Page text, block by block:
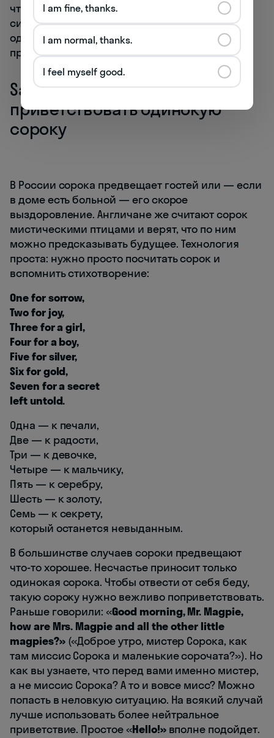
что-то новое, что-то, взятое взаймы, что-то
синее, и монетка в башмаке») — так должна
одеваться невеста, чтобы семейная жизнь
приносила ей только радость.
Salute a lone magpie —
приветствовать одинокую
сороку
В России сорока предвещает гостей или — если
в доме есть больной — его скорое
выздоровление. Англичане же считают сорок
мистическими птицами и верят, что по ним
можно предсказывать будущее. Технология
проста: нужно просто посчитать сорок и
вспомнить стихотворение:
One for sorrow,
Two for joy,
Three for a girl,
Four for a boy,
Five for silver,
Six for gold,
Seven for a secret
left untold.
Одна — к печали,
Две — к радости,
Три — к девочке,
Четыре — к мальчику,
Пять — к серебру,
Шесть — к золоту,
Семь — к секрету,
который останется невыданным.
В большинстве случаев сороки предвещают
что-то хорошее. Несчастье приносит только
одинокая сорока. Чтобы отвести от себя беду,
такую сороку нужно вежливо поприветствовать.
Раньше говорили: «Good morning, Mr. Magpie,
how are Mrs. Magpie and all the other little
magpies?» («Доброе утро, мистер Сорока, как
там миссис Сорока и маленькие сорочата?»). Но
как вы узнаете, что перед вами именно мистер,
а не миссис Сорока? А то и вовсе мисс? Можно
попасть в неловкую ситуацию. На всякий случай
лучше использовать более нейтральное
приветствие. Простое «Hello!»вполне подойдет.
I am fine, thanks.
I am normal, thanks.
I feel myself good.